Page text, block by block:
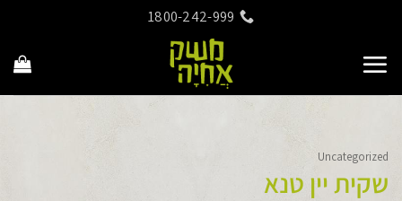
content
1800-242-999
Uncategorized
שקית יין טנא